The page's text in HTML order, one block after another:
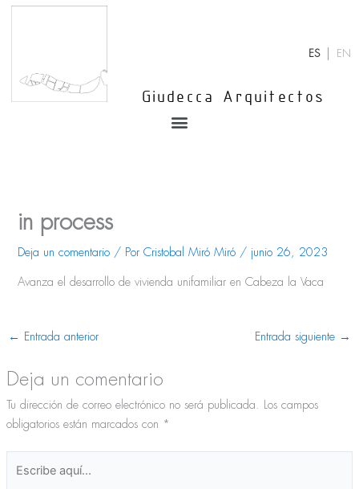
Giudecca Arquitectos
ES EN
Menu
in process
Deja un comentario / PorCristobal Miró Miró / junio 26, 2023
Avanza el desarrollo de vivienda unifamiliar en Cabeza la Vaca
← Entrada anterior Entrada siguiente →
Deja un comentario
Tu dirección de correo electrónico no será publicada. Los campos
obligatorios están marcados con *
aquí...